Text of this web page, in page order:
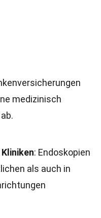
medizinisch
: Endoskopien
als auch in